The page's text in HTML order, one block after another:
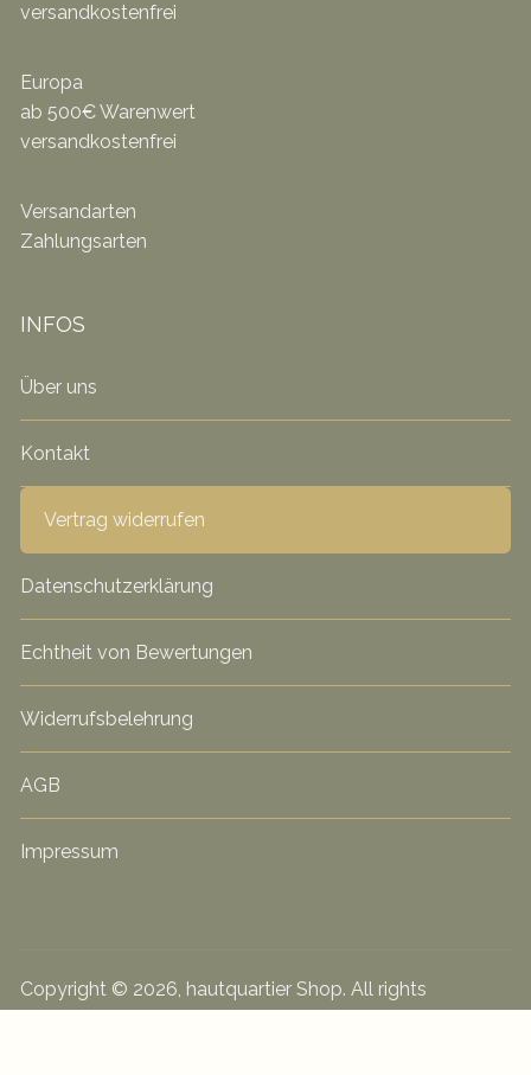
versandkostenfrei
Europa
ab 500€ Warenwert
versandkostenfrei
Versandarten
Zahlungsarten
INFOS
Über uns
Kontakt
Vertrag widerrufen
Datenschutzerklärung
Echtheit von Bewertungen
Widerrufsbelehrung
AGB
Impressum
Copyright © 2026, hautquartier Shop. All rights